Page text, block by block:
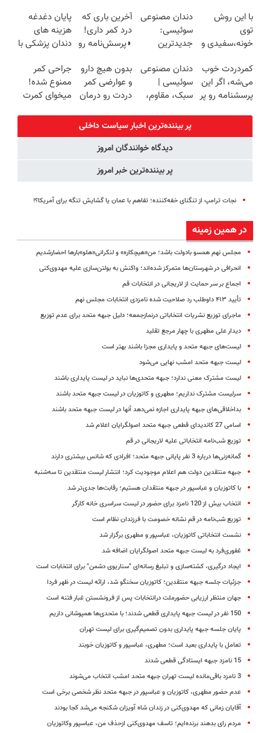
روزه ساخت!
🔥 پرداخت
درب منزل
پرکن)
با این روش
توی
خونه،سفیدی و
برگردون
(40%off)
دندان مصنوعی
سوئیسی:
جدیدترین
سبک و مقاوم |
پرداخت قسطی
آخرین باری که
درد کمر داری!
◗پرسش‌نامه رو
پایان دغدغه
هزینه های
دندان پزشکی با
کننده خانگی
کمردردت خوب
می‌شه، اگر این
پرسشنامه رو پر
دندان مصنوعی
سوئیسی |
سبک، مقاوم،
رایگان+پرداخت
اقساطی😍
بدون هیچ دارو
و عوارضی کمر
دردت رو درمان
(پرسش‌نامه)
جراحی کمر
ممنوع شده!
میخوای کمرت
((پرسش‌نامه))
پر بیننده‌ترین اخبار سیاست داخلی
دیدگاه خوانندگان امروز
پر بیننده‌ترین خبر امروز
نجات ترامپ از تنگنای خفه‌کننده‌؛ تفاهم با عمان یا گشایش تنگه برای آمریکا؟!
در همین زمینه
مجلس نهم همسو بادولت باشد؛ من«هیچکاره» و لنکرانی«هلو»بارها احضارشدیم
انحرافی در شهرستان‌ها متمرکز شده‌اند؛ واکنش به بولتن‌سازی علیه مهدوی‌کنی
اجماع بر سر حمایت از لاریجانی در انتخابات قم
تأیید ۴۱۳ داوطلب رد صلاحیت شده نامزدی انتخابات مجلس نهم
ماجرای توزیع نشریات انتخاباتی درنمازجمعه؛ دلیل جبهه متحد برای عدم توزیع
دیدار علی مطهری با چهار مرجع تقلید
لیست‌های‌ جبهه متحد و پایداری مجزا باشند بهتر است
لیست جبهه متحد امشب نهایی می‌شود
لیست مشترک معنی ندارد؛ جبهه متحدی‌ها نباید در لیست پایداری باشند
سرلیست مشترک نداریم؛ مطهری و کاتوزیان در لیست جبهه متحد باشند
بداخلاقی‌های جبهه پایداری اجازه نمی‌دهد آنها در لیست جبهه متحد باشند
اسامی 27 کاندیدای قطعی جبهه متحد اصولگرایان اعلام شد
توزیع شب‌نامه انتخاباتی علیه لاریجانی در قم
گمانه‌زنی‌ها درباره 3 نفر پایانی جبهه متحد؛ افرادی که شانس بیشتری دارند
جبهه منتقدین دولت هم اعلام موجودیت کرد؛ انتشار لیست منتقدین تا سه‌شنبه
با کاتوزیان و عباسپور در جبهه منتقدان هستیم؛ رقابت‌ها جدی‌تر شد
انتخاب بیش از 120 نامزد برای حضور در لیست سراسری خانه کارگر
توزیع شب‌نامه در قم نشانه خصومت با فرزندان نظام است
نشست انتخاباتی کاتوزیان، عباسپور و مطهری برگزار شد
غفوری‌فرد به لیست جبهه متحد اصولگرایان اضافه شد
ایجاد درگیری، کشته‌سازی و تبلیغ رسانه‌ای "سناریوی دشمن" برای انتخابات است
جزئیات جلسه جبهه منتقدین؛ کاتوزیان سخنگو شد، ارائه لیست در ظهر فردا
جهان منتظر ارزیابی حضورملت درانتخابات پس از فرونشستن غبار فتنه است
150 نفر در لیست جبهه پایداری قطعی شدند؛ با متحدی‌ها همپوشانی داریم
پایان جلسه جبهه پایداری بدون تصمیم‌گیری برای لیست تهران
تعامل با پایداری بعید است؛ مطهری، عباسپور و کاتوزیان خوبند
15 نامزد جبهه ایستادگی قطعی شدند
3 نامزد باقی‌مانده لیست تهران جبهه متحد امشب انتخاب می‌شوند
عدم حضور مطهری، کاتوزیان و عباسپور در جبهه متحد نظر شخصی برخی است
آقایان زمانی که مهدوی‌کنی در زندان شاه آویزان شکنجه می‌شد کجا بودند
مردم رای بدهند برنده‌ایم؛ تاسف مهدوی‌کنی ازحذف من، عباسپور وکاتوزیان